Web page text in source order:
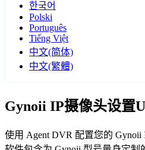
한국어
Polski
Português
Tiếng Việt
中文(简体)
中文(繁體)
Gynoii IP摄像头设置
使用 Agent DVR 配置您的